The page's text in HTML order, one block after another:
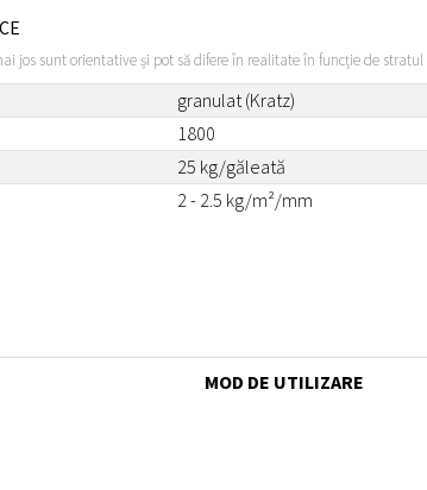
jos sunt orientative și pot să difere în realitate în funcție de
granulat (Kratz)
1800
25 kg/găleată
2 - 2.5 kg/m²/mm
MOD DE UTILIZARE